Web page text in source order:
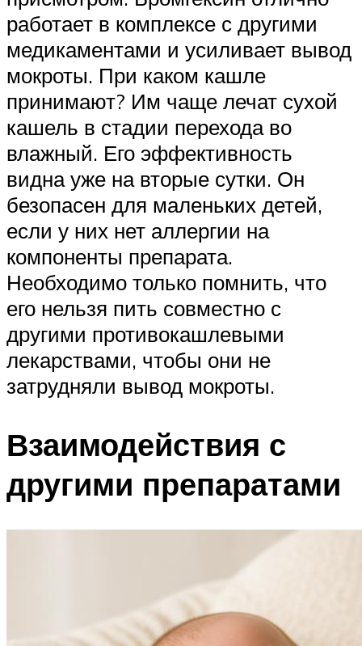
работает в комплексе с другими
медикаментами и усиливает вывод
мокроты. При каком кашле
принимают? Им чаще лечат сухой
кашель в стадии перехода во
влажный. Его эффективность
видна уже на вторые сутки. Он
безопасен для маленьких детей,
если у них нет аллергии на
компоненты препарата.
Необходимо только помнить, что
его нельзя пить совместно с
другими противокашлевыми
лекарствами, чтобы они не
затрудняли вывод мокроты.
Взаимодействия с
другими препаратами